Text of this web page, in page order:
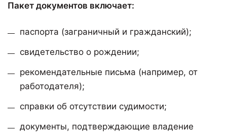
Пакет документов включает:
паспорта (заграничный и гражданский);
свидетельство о рождении;
рекомендательные письма (например, от
работодателя);
справки об отсутствии судимости;
документы, подтверждающие владение